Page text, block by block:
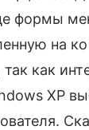
формы
на
как
XP